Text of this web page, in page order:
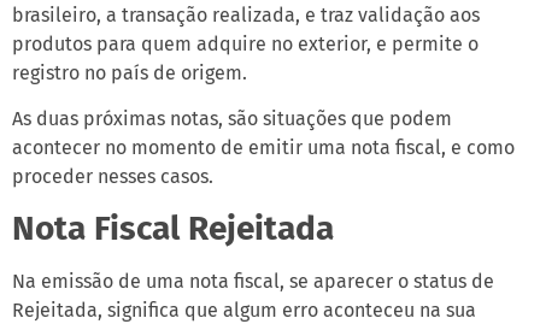
brasileiro, a transação realizada, e traz validação aos
produtos para quem adquire no exterior, e permite o
registro no país de origem.
As duas próximas notas, são situações que podem
acontecer no momento de emitir uma nota fiscal, e como
proceder nesses casos.
Nota Fiscal Rejeitada
Na emissão de uma nota fiscal, se aparecer o status de
Rejeitada, significa que algum erro aconteceu na sua